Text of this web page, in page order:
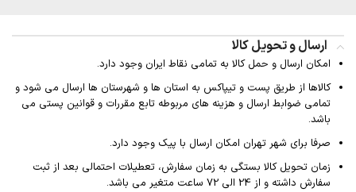
ارسال و تحویل کالا
امکان ارسال و حمل کالا به تمامی نقاط ایران وجود دارد.
کالاها از طریق پست و تیپاکس به استان ها و شهرستان ها ارسال می شود و
تمامی ضوابط ارسال و هزینه های مربوطه تابع مقررات و قوانین پستی می
باشد.
صرفا برای شهر تهران امکان ارسال با پیک وجود دارد.
زمان تحویل کالا بستگی به زمان سفارش، تعطیلات احتمالی بعد از ثبت
سفارش داشته و از 24 الی 72 ساعت متغیر می باشد.